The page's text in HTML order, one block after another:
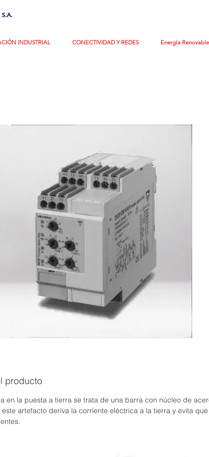
INDUSTRIAL CONECTIVIDAD Y REDES Energía
producto
en la puesta a tierra se trata de una barra con núcleo de
artefacto deriva la corriente eléctrica a la tierra y evita